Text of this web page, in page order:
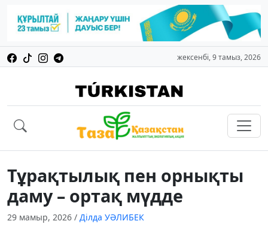
жексенбі, 9 тамыз, 2026
Тұрақтылық пен орнықты
даму – ортақ мүдде
29 мамыр, 2026 / Ділда УӘЛИБЕК